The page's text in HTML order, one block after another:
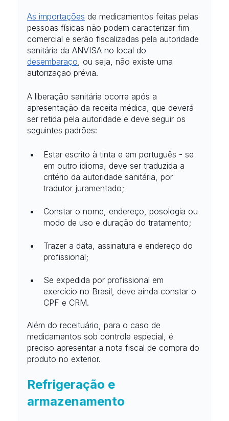
As importações de medicamentos feitas pelas
pessoas físicas não podem caracterizar fim
comercial e serão fiscalizadas pela autoridade
sanitária da ANVISA no local do
desembaraço, ou seja, não existe uma
autorização prévia.
A liberação sanitária ocorre após a
apresentação da receita médica, que deverá
ser retida pela autoridade e deve seguir os
seguintes padrões:
Estar escrito à tinta e em português - se
em outro idioma, deve ser traduzida a
critério da autoridade sanitária, por
tradutor juramentado;
Constar o nome, endereço, posologia ou
modo de uso e duração do tratamento;
Trazer a data, assinatura e endereço do
profissional;
Se expedida por profissional em
exercício no Brasil, deve ainda constar o
CPF e CRM.
Além do receituário, para o caso de
medicamentos sob controle especial, é
preciso apresentar a nota fiscal de compra do
produto no exterior.
Refrigeração e
armazenamento